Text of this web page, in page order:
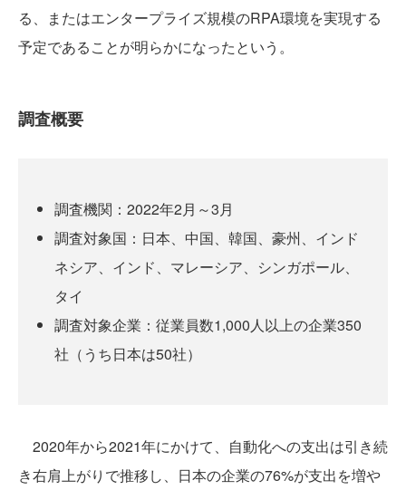
る、またはエンタープライズ規模のRPA環境を実現する
予定であることが明らかになったという。
調査概要
調査機関：2022年2月～3月
調査対象国：日本、中国、韓国、豪州、インド
ネシア、インド、マレーシア、シンガポール、
タイ
調査対象企業：従業員数1,000人以上の企業350
社（うち日本は50社）
2020年から2021年にかけて、自動化への支出は引き続
き右肩上がりで推移し、日本の企業の76%が支出を増や